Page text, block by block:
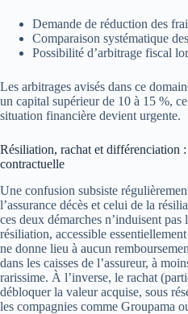
Demande de réduction des
Comparaison systématique
Possibilité d’arbitrage fiscal
Les arbitrages avisés dans ce
un capital supérieur de 10 à 15 %,
situation financière devient urgente.
Résiliation, rachat et différenciation
contractuelle
Une confusion subsiste
l’assurance décès et celui de la
ces deux démarches n’induisent pas
résiliation, accessible
ne donne lieu à aucun
dans les caisses de l’assureur, à
rarissime. À l’inverse, le rachat
débloquer la valeur acquise, sous
les compagnies comme Groupama